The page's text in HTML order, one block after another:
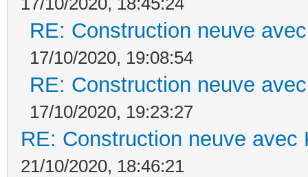
RE: Construction neuve
17/10/2020, 19:08:54
RE: Construction neuve
17/10/2020, 19:23:27
RE: Construction neuve avec
21/10/2020, 18:46:21